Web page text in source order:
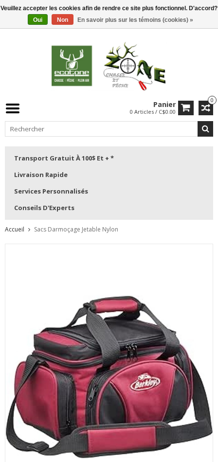
0
Panier
0 Articles / C$0.00
Transport Gratuit À 100$ Et + *
Livraison Rapide
Services Personnalisés
Conseils D'Experts
Accueil Sacs Darmoçage Jetable Nylon
Veuillez accepter les cookies afin de rendre ce site plus fonctionnel. D'accord?
Oui
Non En savoir plus sur les témoins (cookies) »